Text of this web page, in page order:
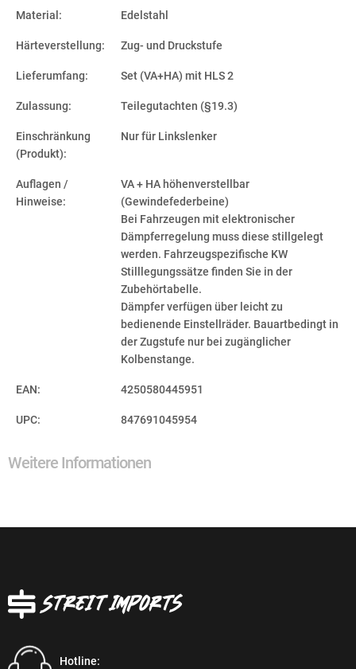
Material: Edelstahl
Härteverstellung: Zug- und Druckstufe
Lieferumfang: Set (VA+HA) mit HLS 2
Zulassung: Teilegutachten (§19.3)
Einschränkung
(Produkt):
Nur für Linkslenker
Auflagen /
Hinweise:
VA + HA höhenverstellbar
(Gewindefederbeine)
Bei Fahrzeugen mit elektronischer
Dämpferregelung muss diese stillgelegt
werden. Fahrzeugspezifische KW
Stilllegungssätze finden Sie in der
Zubehörtabelle.
Dämpfer verfügen über leicht zu
bedienende Einstellräder. Bauartbedingt in
der Zugstufe nur bei zugänglicher
Kolbenstange.
EAN: 4250580445951
UPC: 847691045954
Weitere Informationen
Hotline: